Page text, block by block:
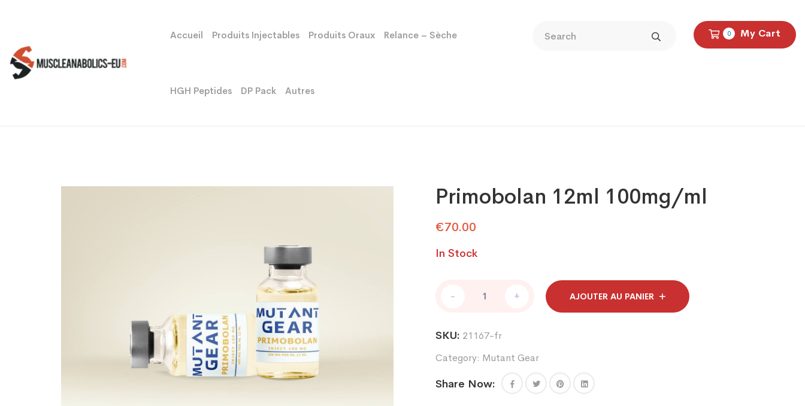
0 My Cart
Accueil Produits Injectables Produits Oraux Relance – Sèche
HGH Peptides DP Pack Autres
Primobolan 12ml 100mg/ml
€70.00
In Stock
12ml- + AJOUTER AU PANIER
SKU: 21167-fr
Category: Mutant Gear
Share Now: